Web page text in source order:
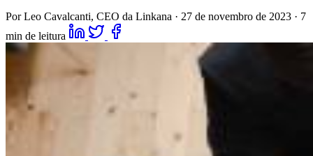
Por Leo Cavalcanti, CEO da Linkana · 27 de novembro de 2023 · 7
min de leitura